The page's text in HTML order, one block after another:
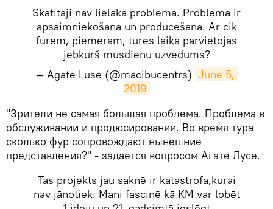
Skatītāji nav lielākā problēma. Problēma ir
apsaimniekošana un producēšana. Ar cik
fūrēm, piemēram, tūres laikā pārvietojas
jebkurš mūsdienu uzvedums?
— Agate Luse (@macibucentrs) June 5,
2019
​"Зрители не самая большая проблема. Проблема в
обслуживании и продюсировании. Во время тура
сколько фур сопровождают нынешние
представления?" - задается вопросом Агате Лусе.
Tas projekts jau saknē ir katastrofa,kurai
nav jānotiek. Mani fascinē kā KM var lobēt